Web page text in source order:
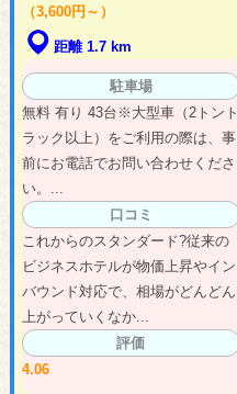
（3,600円～）
距離 1.7 km
駐車場
無料 有り 43台※大型車（2トント
ラック以上）をご利用の際は、事
前にお電話でお問い合わせくださ
い。...
口コミ
これからのスタンダード?従来の
ビジネスホテルが物価上昇やイン
バウンド対応で、相場がどんどん
上がっていくなか...
評価
4.06